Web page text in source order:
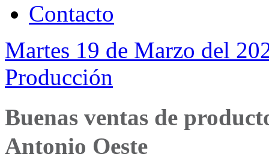
Contacto
Martes 19 de Marzo del
Producción
Buenas ventas de
Antonio Oeste